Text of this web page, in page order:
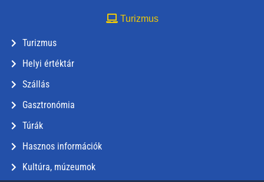
Turizmus
Turizmus
Helyi értéktár
Szállás
Gasztronómia
Túrák
Hasznos információk
Kultúra, múzeumok